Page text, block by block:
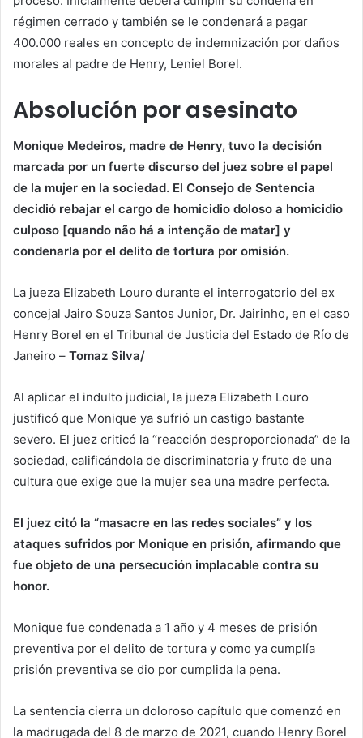
régimen cerrado y también se le condenará a pagar
400.000 reales en concepto de indemnización por daños
morales al padre de Henry, Leniel Borel.
Absolución por asesinato
Monique Medeiros, madre de Henry, tuvo la decisión
marcada por un fuerte discurso del juez sobre el papel
de la mujer en la sociedad. El Consejo de Sentencia
decidió rebajar el cargo de homicidio doloso a homicidio
culposo [quando não há a intenção de matar] y
condenarla por el delito de tortura por omisión.
La jueza Elizabeth Louro durante el interrogatorio del ex
concejal Jairo Souza Santos Junior, Dr. Jairinho, en el caso
Henry Borel en el Tribunal de Justicia del Estado de Río de
Janeiro – Tomaz Silva/
Al aplicar el indulto judicial, la jueza Elizabeth Louro
justificó que Monique ya sufrió un castigo bastante
severo. El juez criticó la “reacción desproporcionada” de la
sociedad, calificándola de discriminatoria y fruto de una
cultura que exige que la mujer sea una madre perfecta.
El juez citó la “masacre en las redes sociales” y los
ataques sufridos por Monique en prisión, afirmando que
fue objeto de una persecución implacable contra su
honor.
Monique fue condenada a 1 año y 4 meses de prisión
preventiva por el delito de tortura y como ya cumplía
prisión preventiva se dio por cumplida la pena.
La sentencia cierra un doloroso capítulo que comenzó en
la madrugada del 8 de marzo de 2021, cuando Henry Borel